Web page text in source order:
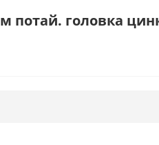
головка цинк